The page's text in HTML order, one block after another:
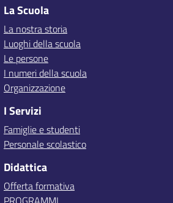
La Scuola
La nostra storia
Luoghi della scuola
Le persone
I numeri della scuola
Organizzazione
I Servizi
Famiglie e studenti
Personale scolastico
Didattica
Offerta formativa